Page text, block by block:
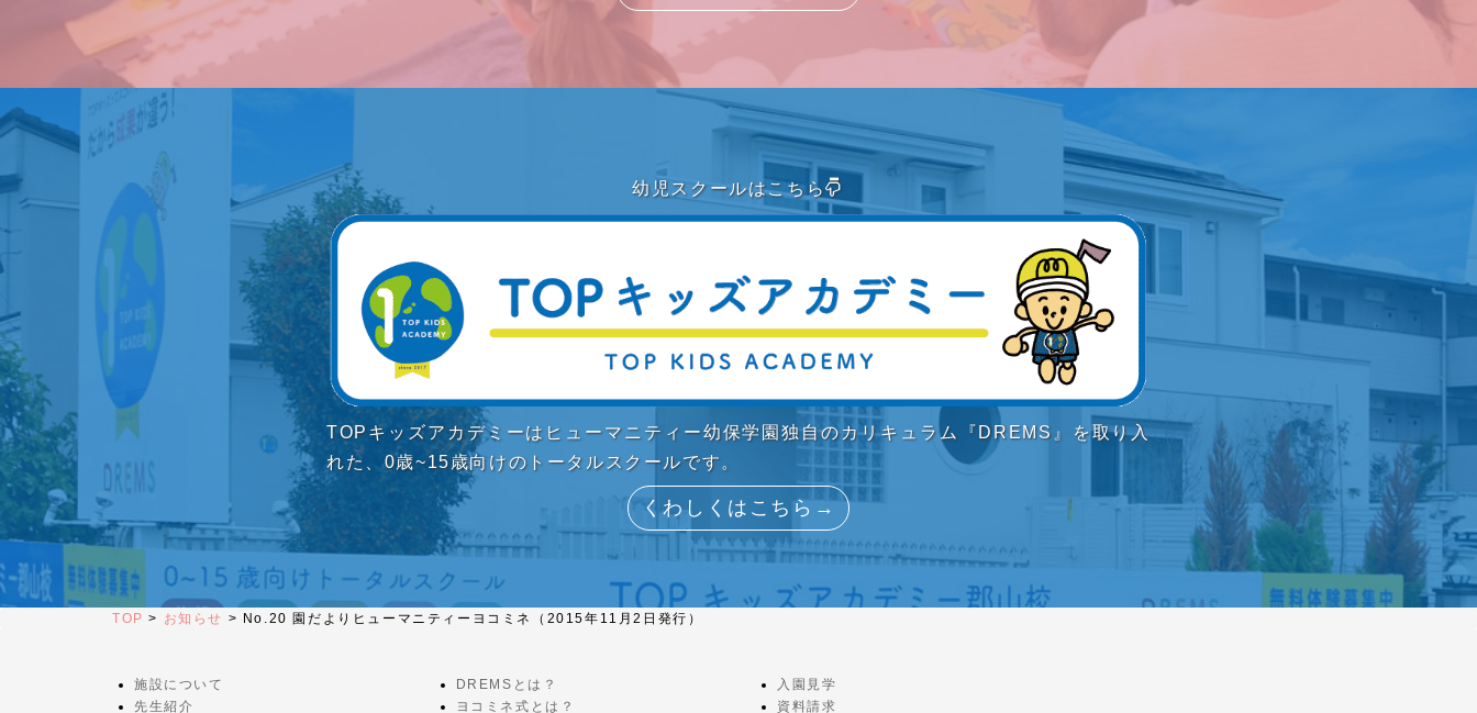
幼児スクールはこちら
TOPキッズアカデミーはヒューマニティー幼保学園独自のカリキュラム『DREMS』を取り入
れた、0歳~15歳向けのトータルスクールです。
くわしくはこちら→
TOP > お知らせ > No.20 園だよりヒューマニティーヨコミネ（2015年11月2日発行）
施設について
先生紹介
DREMSとは？
ヨコミネ式とは？
入園見学
資料請求